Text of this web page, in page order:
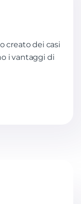
creato dei casi
i vantaggi di